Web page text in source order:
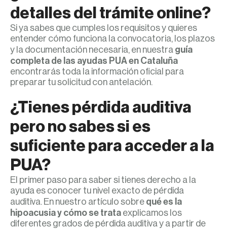
detalles del trámite online?
Si ya sabes que cumples los requisitos y quieres
entender cómo funciona la convocatoria, los plazos
y la documentación necesaria, en nuestra guía
completa de las ayudas PUA en Cataluña
encontrarás toda la información oficial para
preparar tu solicitud con antelación.
¿Tienes pérdida auditiva
pero no sabes si es
suficiente para acceder a la
PUA?
El primer paso para saber si tienes derecho a la
ayuda es conocer tu nivel exacto de pérdida
auditiva. En nuestro artículo sobre qué es la
hipoacusia y cómo se trata explicamos los
diferentes grados de pérdida auditiva y a partir de